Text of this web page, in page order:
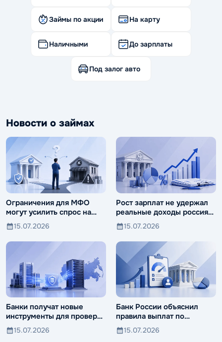
Займы по акции На карту
Наличными До зарплаты
Под залог авто
Новости о займах
Ограничения для МФО
могут усилить спрос на
ломбарды
15.07.2026
Рост зарплат не удержал
реальные доходы россиян
от падения
15.07.2026
Банки получат новые
инструменты для проверки
компаний и клиентов
15.07.2026
Банк России объяснил
правила выплат по
вкладам иностранцев
15.07.2026